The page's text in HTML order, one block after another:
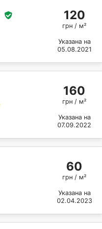
120
грн / м²
Указана на
05.08.2021
160
грн / м²
Указана на
07.09.2022
60
грн / м²
Указана на
02.04.2023